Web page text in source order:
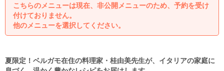
こちらのメニューは現在、非公開メニューのため、予約を受け
付けておりません。
他のメニューを選択してください。
夏限定！ベルガモ在住の料理家・桂由美先生が、イタリアの家庭に